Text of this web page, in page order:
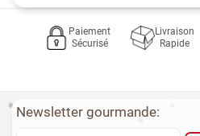
Paiement
Sécurisé
Livraison
Rapide
Newsletter gourmande: